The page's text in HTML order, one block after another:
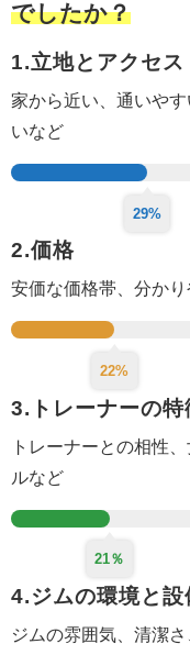
でしたか？
1.立地とアクセス
家から近い、通いやす
いなど
29%
2.価格
安価な価格帯、分か
22%
3.トレーナーの特
トレーナーとの相性
ルなど
21％
4.ジムの環境と設
ジムの雰囲気、清潔